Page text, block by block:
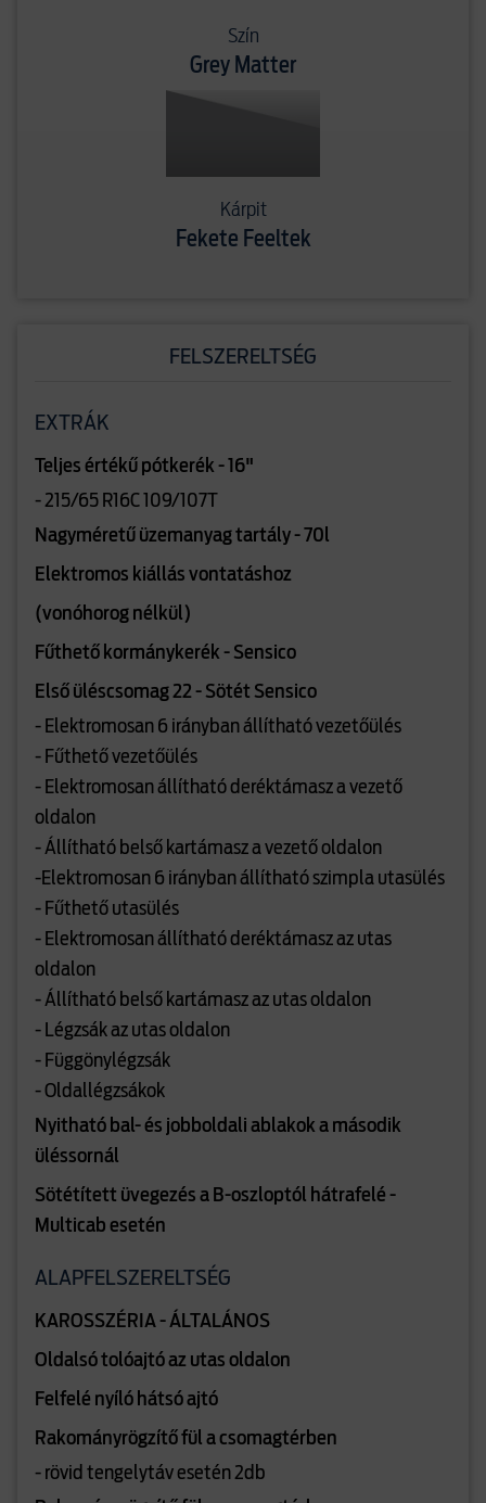
Szín
Grey Matter
Kárpit
Fekete Feeltek
FELSZERELTSÉG
EXTRÁK
Teljes értékű pótkerék - 16"
- 215/65 R16C 109/107T
Nagyméretű üzemanyag tartály - 70l
Elektromos kiállás vontatáshoz
(vonóhorog nélkül)
Fűthető kormánykerék - Sensico
Első üléscsomag 22 - Sötét Sensico
- Elektromosan 6 irányban állítható vezetőülés
- Fűthető vezetőülés
- Elektromosan állítható deréktámasz a vezető
oldalon
- Állítható belső kartámasz a vezető oldalon
-Elektromosan 6 irányban állítható szimpla utasülés
- Fűthető utasülés
- Elektromosan állítható deréktámasz az utas
oldalon
- Állítható belső kartámasz az utas oldalon
- Légzsák az utas oldalon
- Függönylégzsák
- Oldallégzsákok
Nyitható bal- és jobboldali ablakok a második
üléssornál
Sötétített üvegezés a B-oszloptól hátrafelé -
Multicab esetén
ALAPFELSZERELTSÉG
KAROSSZÉRIA - ÁLTALÁNOS
Oldalsó tolóajtó az utas oldalon
Felfelé nyíló hátsó ajtó
Rakományrögzítő fül a csomagtérben
- rövid tengelytáv esetén 2db